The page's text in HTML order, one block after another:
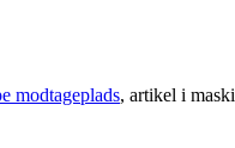
modtageplads, artikel i